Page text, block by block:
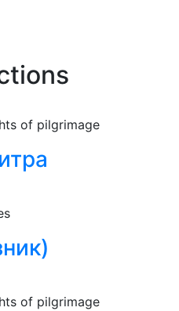
of pilgrimage
of pilgrimage